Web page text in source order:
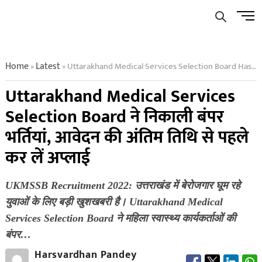
Menu
Home»Latest»Uttarakhand Medical Services Selection Board Has Released Bumper Recruitment
Uttarakhand Medical Services
Selection Board ने निकाली बंपर
भर्तियां, आवेदन की अंतिम तिथि से पहले
कर लें अप्लाई
UKMSSB Recruitment 2022: उत्तराखंड में बेरोजगार घूम रहे
युवाओं के लिए बड़ी खुशखबरी है। Uttarakhand Medical
Services Selection Board ने महिला स्वास्थ्य कार्यकर्ताओं की
बंपर…
Harsvardhan Pandey